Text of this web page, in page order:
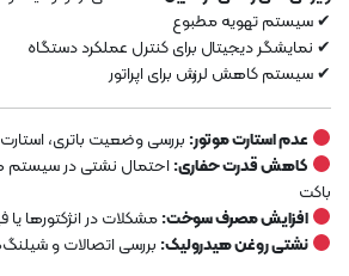
✔ سیستم تهویه مطبوع
✔ نمایشگر دیجیتال برای کنترل عملکرد دستگاه
✔ سیستم کاهش لرزش برای اپراتور
عدم استارت موتور: بررسی وضعیت باتری،
کاهش قدرت حفاری:احتمال نشتی در سیستم
باکت
افزایش مصرف سوخت:مشکلات در انژکتورها یا
نشتی روغن هیدرولیک: بررسی اتصالات و